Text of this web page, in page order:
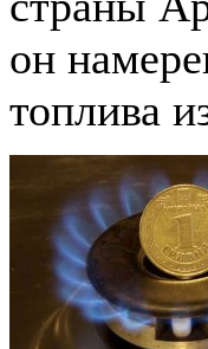
он
топлива